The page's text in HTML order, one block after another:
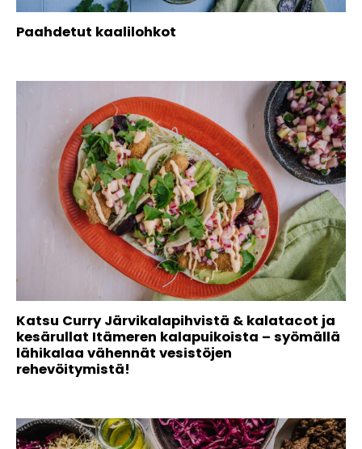
Paahdetut kaalilohkot
Katsu Curry Järvikalapihvistä & kalatacot ja
kesärullat Itämeren kalapuikoista – syömällä
lähikalaa vähennät vesistöjen
rehevöitymistä!